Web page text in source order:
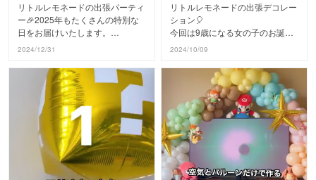
リトルレモネードの出張パーティ
ー🎉2025年もたくさんの特別な
日をお届けいたします。
ありがとうございました。
#littlelemonade
#littlelemonadedays
#リトルレモネード
#リトルレモネードデイズ
2024/12/31
リトルレモネードの出張デコレー
ション🎈
今回は9歳になる女の子のお誕生
日。
でご自宅を装飾しました。
ご家族からのサプライズのお祝い
に
帰ってきた時の本人のびっくりし
た顔を想像して
私たちも幸せな気持ちになります
☺️
2024/10/09